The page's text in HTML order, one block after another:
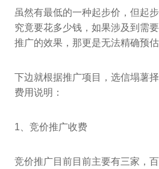
虽然有最低的一种起步价，但起
究竟要花多少钱，如果涉及到需
推广的效果，那更是无法精确预
下边就根据推广项目，选信塌薯
费用说明：
1、竞价推广收费
竞价推广目前目前主要有三家，